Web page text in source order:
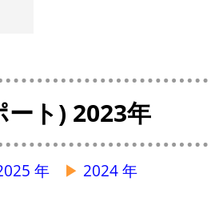
ート) 2023年
年
2024 年